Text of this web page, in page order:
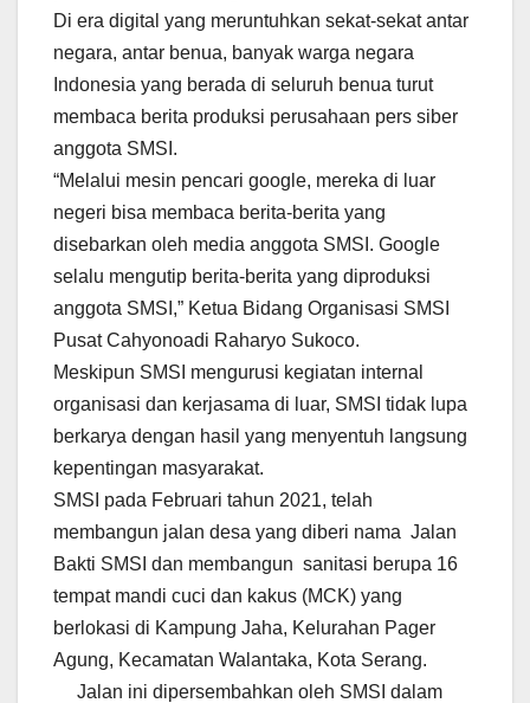
Di era digital yang meruntuhkan sekat-sekat antar
negara, antar benua, banyak warga negara
Indonesia yang berada di seluruh benua turut
membaca berita produksi perusahaan pers siber
anggota SMSI.
“Melalui mesin pencari google, mereka di luar
negeri bisa membaca berita-berita yang
disebarkan oleh media anggota SMSI. Google
selalu mengutip berita-berita yang diproduksi
anggota SMSI,” Ketua Bidang Organisasi SMSI
Pusat Cahyonoadi Raharyo Sukoco.
Meskipun SMSI mengurusi kegiatan internal
organisasi dan kerjasama di luar, SMSI tidak lupa
berkarya dengan hasil yang menyentuh langsung
kepentingan masyarakat.
SMSI pada Februari tahun 2021, telah
membangun jalan desa yang diberi nama Jalan
Bakti SMSI dan membangun sanitasi berupa 16
tempat mandi cuci dan kakus (MCK) yang
berlokasi di Kampung Jaha, Kelurahan Pager
Agung, Kecamatan Walantaka, Kota Serang.
Jalan ini dipersembahkan oleh SMSI dalam